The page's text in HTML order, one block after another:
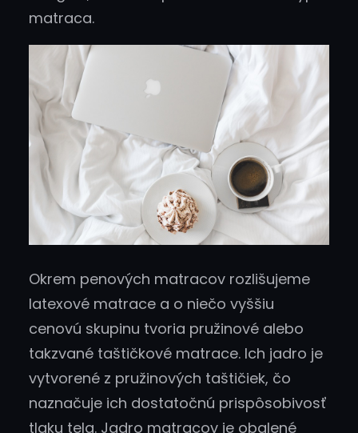
matraca.
Okrem penových matracov rozlišujeme
latexové matrace a o niečo vyššiu
cenovú skupinu tvoria pružinové alebo
takzvané taštičkové matrace. Ich jadro je
vytvorené z pružinových taštičiek, čo
naznačuje ich dostatočnú prispôsobivosť
tlaku tela. Jadro matracov je obalené